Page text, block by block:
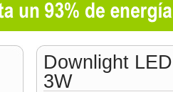
Downlight
3W